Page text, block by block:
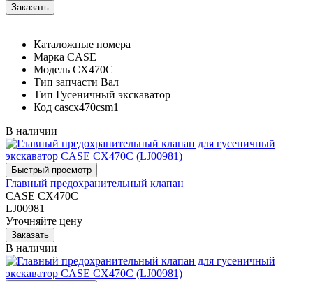
Каталожные номера
Марка CASE
Модель CX470C
Тип запчасти Вал
Тип Гусеничный экскаватор
Код cascx470csm1
В наличии
Главный предохранительный клапан
CASE CX470C
LJ00981
Уточняйте цену
В наличии